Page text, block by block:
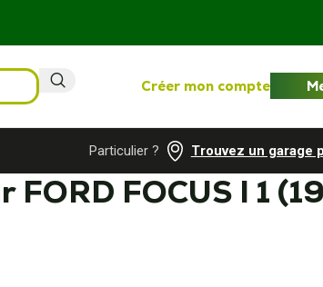
Créer mon compte
Particulier ? Trouvez un garage
FORD FOCUS I 1